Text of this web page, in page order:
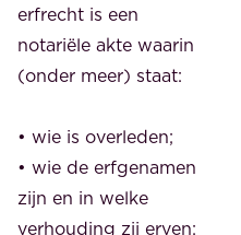
erfrecht is een
notariële akte waarin
(onder meer) staat:
• wie is overleden;
• wie de erfgenamen
zijn en in welke
verhouding zij erven;